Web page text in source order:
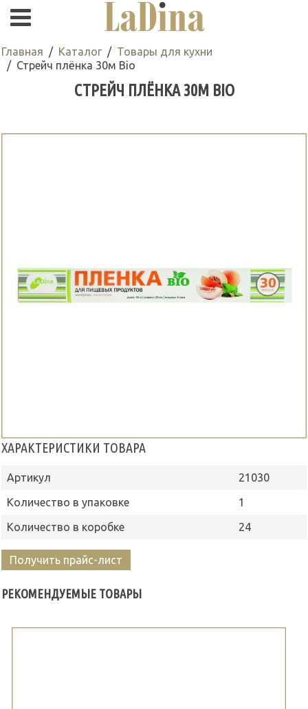
Главная Каталог
Товары для кухни
Стрейч плёнка 30м Bio
СТРЕЙЧ ПЛЁНКА 30М BIO
ХАРАКТЕРИСТИКИ ТОВАРА
Артикул
21030
Количество в упаковке
1
Количество в коробке
24
Получить прайс-лист
РЕКОМЕНДУЕМЫЕ ТОВАРЫ